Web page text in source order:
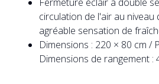
circulation de l'air au niveau
agréable sensation de
Dimensions : 220 × 80 cm /
Dimensions de rangement :